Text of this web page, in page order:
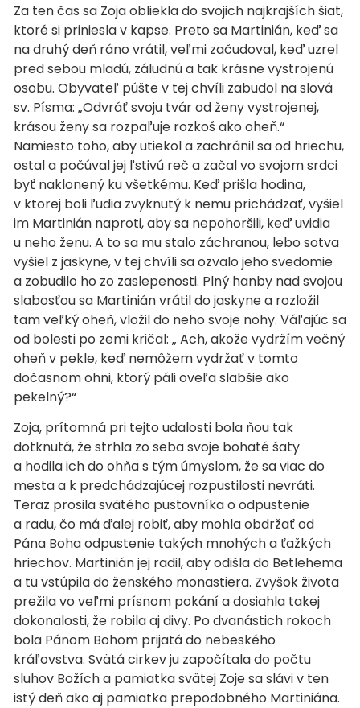
Za ten čas sa Zoja obliekla do svojich najkrajších šiat,
ktoré si priniesla v kapse. Preto sa Martinián, keď sa
na druhý deň ráno vrátil, veľmi začudoval, keď uzrel
pred sebou mladú, záludnú a tak krásne vystrojenú
osobu. Obyvateľ púšte v tej chvíli zabudol na slová
sv. Písma: „Odvráť svoju tvár od ženy vystrojenej,
krásou ženy sa rozpaľuje rozkoš ako oheň.“
Namiesto toho, aby utiekol a zachránil sa od hriechu,
ostal a počúval jej ľstivú reč a začal vo svojom srdci
byť naklonený ku všetkému. Keď prišla hodina,
v ktorej boli ľudia zvyknutý k nemu prichádzať, vyšiel
im Martinián naproti, aby sa nepohoršili, keď uvidia
u neho ženu. A to sa mu stalo záchranou, lebo sotva
vyšiel z jaskyne, v tej chvíli sa ozvalo jeho svedomie
a zobudilo ho zo zaslepenosti. Plný hanby nad svojou
slabosťou sa Martinián vrátil do jaskyne a rozložil
tam veľký oheň, vložil do neho svoje nohy. Váľajúc sa
od bolesti po zemi kričal: „ Ach, akože vydržím večný
oheň v pekle, keď nemôžem vydržať v tomto
dočasnom ohni, ktorý páli oveľa slabšie ako
pekelný?“
Zoja, prítomná pri tejto udalosti bola ňou tak
dotknutá, že strhla zo seba svoje bohaté šaty
a hodila ich do ohňa s tým úmyslom, že sa viac do
mesta a k predchádzajúcej rozpustilosti nevráti.
Teraz prosila svätého pustovníka o odpustenie
a radu, čo má ďalej robiť, aby mohla obdržať od
Pána Boha odpustenie takých mnohých a ťažkých
hriechov. Martinián jej radil, aby odišla do Betlehema
a tu vstúpila do ženského monastiera. Zvyšok života
prežila vo veľmi prísnom pokání a dosiahla takej
dokonalosti, že robila aj divy. Po dvanástich rokoch
bola Pánom Bohom prijatá do nebeského
kráľovstva. Svätá cirkev ju započítala do počtu
sluhov Božích a pamiatka svätej Zoje sa slávi v ten
istý deň ako aj pamiatka prepodobného Martiniána.